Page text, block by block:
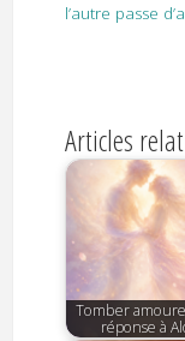
l’autre passe
Articles
Tomber
réponse à